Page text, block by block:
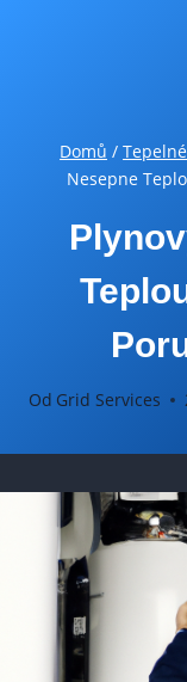
Domů /
Nesepne
Od Grid Services